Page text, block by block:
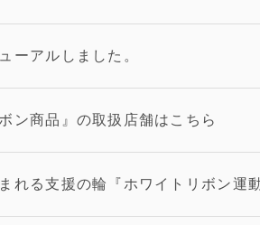
ーアルしました。
ン商品』の取扱店舗はこちら
れる支援の輪『ホワイトリボン運